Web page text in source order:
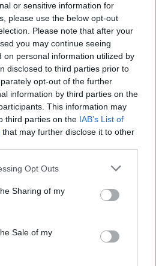
or sensitive information for
please use the below opt-out
Please note that after your
you may continue seeing
on personal information utilized by
disclosed to third parties prior to
opt-out of the further
information by third parties on the
This information may
third parties on the IAB’s List of
that may further disclose it to other
app uses one or more Google
behaviour. You may click to
and its third-party tags to
purposes in below Google
Opt Outs
Sharing of my
Sale of my
W
h
at
s
A
p
p
S
h
a
re
precedente
articolo
in Gallura, bella anche dal